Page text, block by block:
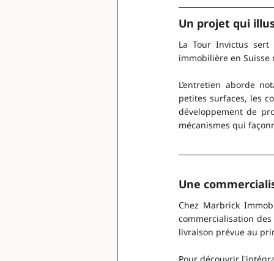
Un projet qui
La Tour Invictus
immobilière en Suisse
L’entretien aborde
petites surfaces, les
développement de
mécanismes qui
Une
Chez Marbrick
commercialisation
livraison prévue au